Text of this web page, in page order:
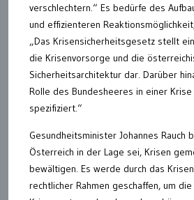
verschlechtern.“ Es bedürfe des
und effizienteren
„Das Krisensicherheitsgesetz stellt
die Krisenvorsorge und die
Sicherheitsarchitektur dar. Darüber
Rolle des Bundesheeres in einer
spezifiziert.“
Gesundheitsminister Johannes Rauch
Österreich in der Lage sei, Krisen
bewältigen. Es werde durch das
rechtlicher Rahmen geschaffen, um